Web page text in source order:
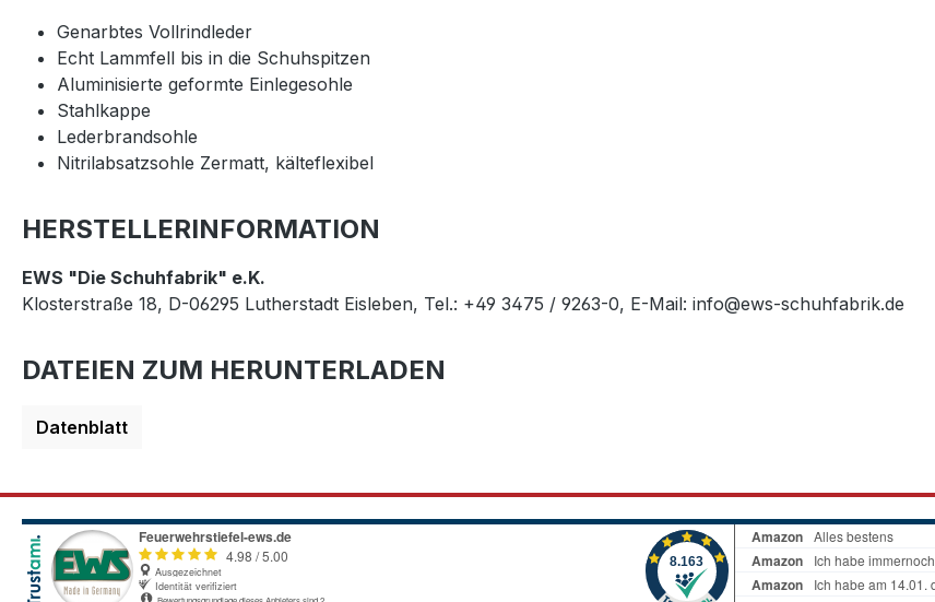
Genarbtes Vollrindleder
Echt Lammfell bis in die Schuhspitzen
Aluminisierte geformte Einlegesohle
Stahlkappe
Lederbrandsohle
Nitrilabsatzsohle Zermatt, kälteflexibel
HERSTELLERINFORMATION
EWS "Die Schuhfabrik" e.K.
Klosterstraße 18, D-06295 Lutherstadt Eisleben, Tel.: +49 3475 / 9263-0, E-Mail: info@ews-schuhfabrik.de
DATEIEN ZUM HERUNTERLADEN
Datenblatt